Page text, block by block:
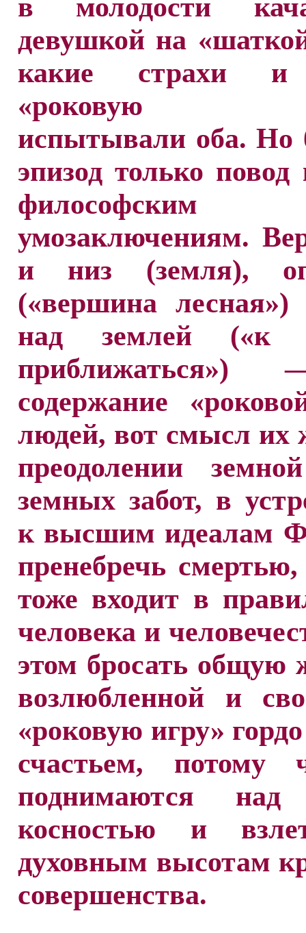
в молодости
девушкой на
какие страхи и
«роковую
испытывали оба. Но
эпизод только
философским
умозаключениям.
и низ (земля),
(«вершина лесная»)
над землей («к
содержание
людей, вот смысл их
преодолении
земных забот, в
к высшим идеалам
пренебречь
тоже входит в
человека и
этом бросать
возлюбленной и
«роковую игру»
счастьем, потому
поднимаются над
косностью и
духовным высотам
совершенства.